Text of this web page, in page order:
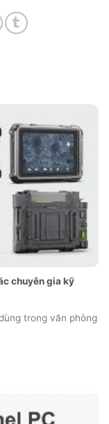
chuyên gia kỹ
trong văn phòng